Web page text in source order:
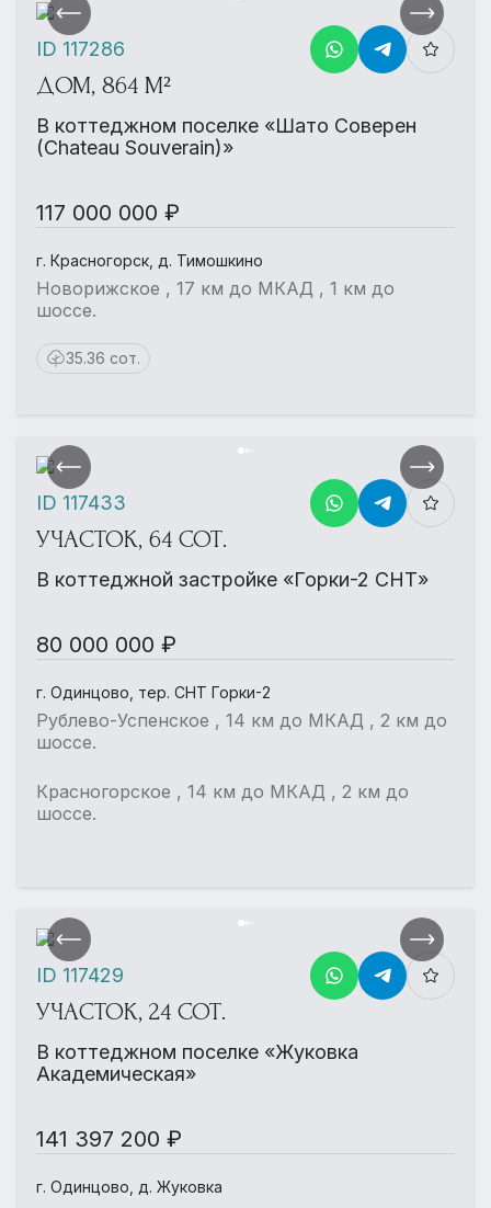
ДОМ, 864 М²
В коттеджном поселке «Шато Соверен
(Chateau Souverain)»
117 000 000 ₽
г. Красногорск, д. Тимошкино
Новорижское , 17 км до МКАД , 1 км до
шоссе.
35.36 сот.
ID 117286
УЧАСТОК, 64 СОТ.
В коттеджной застройке «Горки-2 СНТ»
80 000 000 ₽
г. Одинцово, тер. СНТ Горки-2
Рублево-Успенское , 14 км до МКАД , 2 км до
шоссе.
Красногорское , 14 км до МКАД , 2 км до
шоссе.
ID 117433
УЧАСТОК, 24 СОТ.
В коттеджном поселке «Жуковка
Академическая»
141 397 200 ₽
г. Одинцово, д. Жуковка
ID 117429